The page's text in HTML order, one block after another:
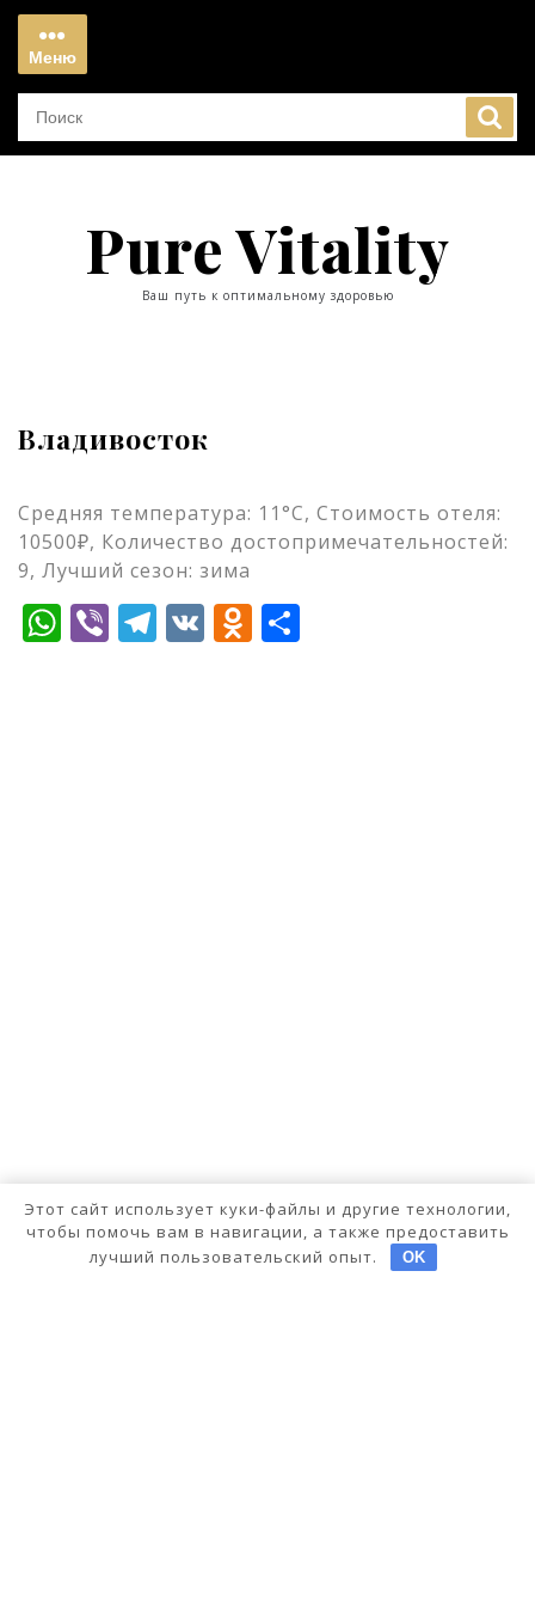
Перейти
содержимому
Меню
Меню
Pure Vitality
Ваш путь к оптимальному здоровью
Владивосток
Средняя температура: 11°C, Стоимость отеля:
10500₽, Количество достопримечательностей:
9, Лучший сезон: зима
WhatsApp
ViberTelegram
VKOdnoklassniki
Этот сайт использует куки-файлы и другие технологии,
чтобы помочь вам в навигации, а также предоставить
лучший пользовательский опыт.
OK